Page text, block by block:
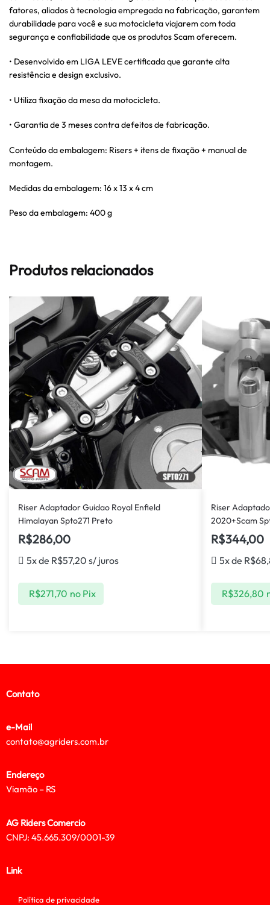
fatores, aliados à tecnologia empregada na fabricação, garantem
durabilidade para você e sua motocicleta viajarem com toda
segurança e confiabilidade que os produtos Scam oferecem.
• Desenvolvido em LIGA LEVE certificada que garante alta
resistência e design exclusivo.
• Utiliza fixação da mesa da motocicleta.
• Garantia de 3 meses contra defeitos de fabricação.
Conteúdo da embalagem: Risers + itens de fixação + manual de
montagem.
Medidas da embalagem: 16 x 13 x 4 cm
Peso da embalagem: 400 g
Produtos relacionados
Riser Adaptador Guidao Royal Enfield
Himalayan Spto271 Preto
R$286,00
5x de R$57,20 s/ juros
R$271,70 no Pix
Riser
2020+Scam
R$344,00
5x de R$
R$326,80
Contato
e-Mail
contato@agriders.com.br
Endereço
Viamão – RS
AG Riders Comercio
CNPJ: 45.665.309/0001-39
Link
Política de privacidade